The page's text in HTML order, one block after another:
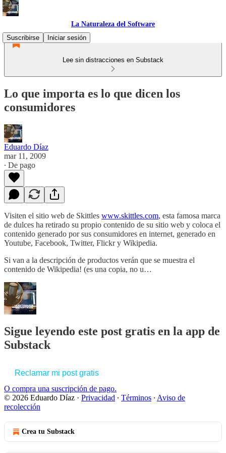
La Naturaleza del Software
Suscribirse
Iniciar sesión
Lee sin distracciones en Substack
Lo que importa es lo que dicen los
consumidores
Eduardo Díaz
mar 11, 2009
∙ De pago
Visiten el sitio web de Skittles www.skittles.com, esta famosa marca
de dulces ha retirado su propio contenido de su sitio web y coloca el
contenido generado por sus consumidores en internet, generado en
Youtube, Facebook, Twitter, Flickr y Wikipedia.
Si van a la descripción de productos verán que se muestra el
contenido de Wikipedia! (es una copia, no u…
Sigue leyendo este post gratis en la app de
Substack
Reclamar mi post gratis
O compra una suscripción de pago.
© 2026 Eduardo Díaz · Privacidad ∙ Términos ∙ Aviso de
recolección
Crea tu Substack